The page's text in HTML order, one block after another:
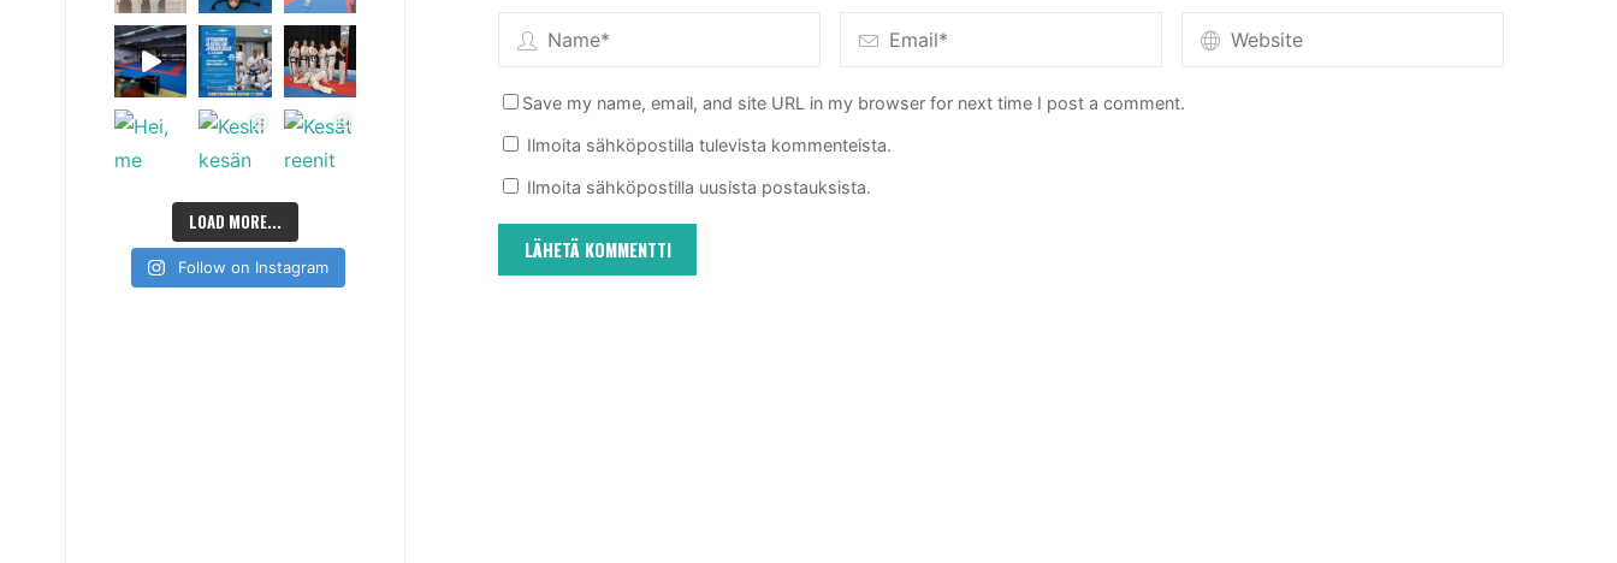
Save my name, email, and site URL in my browser for next time I post a comment.
Ilmoita sähköpostilla tulevista kommenteista.
Ilmoita sähköpostilla uusista postauksista.
LOAD MORE...
Follow on Instagram